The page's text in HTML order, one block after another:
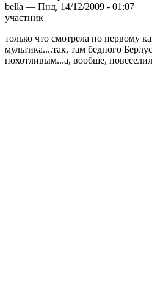
bella — Пнд, 14/12/2009 - 01:07
участник
только что смотрела по первому
мультика....так, там бедного
похотливым...а, вообще,